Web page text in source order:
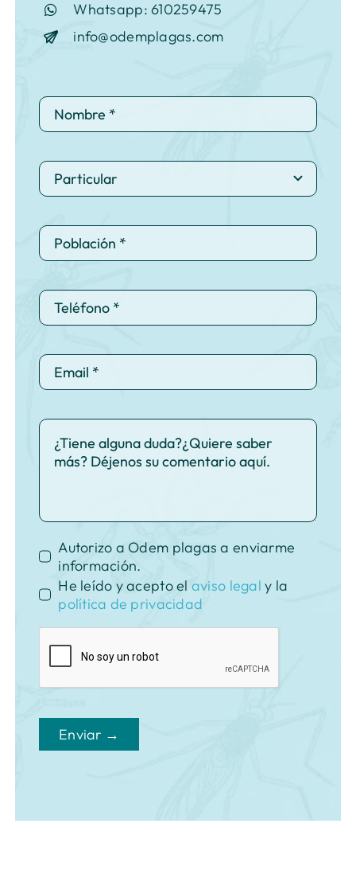
Whatsapp: 610259475
info@odemplagas.com
Autorizo a Odem plagas a enviarme
información.
He leído y acepto el aviso legal y la
política de privacidad
Enviar →